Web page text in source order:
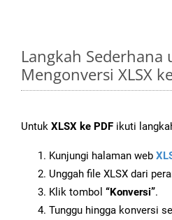
Langkah Sederhana
Mengonversi XLSX
Untuk XLSX ke PDF ikuti
Kunjungi halaman web
Unggah file XLSX dari
Klik tombol “Konversi”.
Tunggu hingga konversi